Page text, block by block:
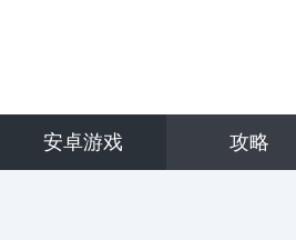
安卓游戏 攻略